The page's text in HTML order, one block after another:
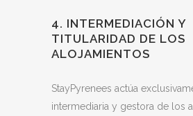
4. INTERMEDIACIÓN Y
TITULARIDAD DE LOS
ALOJAMIENTOS
StayPyrenees actúa
intermediaria y gestora de los